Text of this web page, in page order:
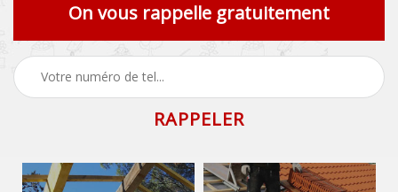
On vous rappelle gratuitement